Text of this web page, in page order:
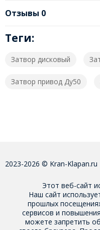
Отзывы 0
Теги:
Затвор дисковый
Затвор привод Ду50
2023-2026 © Kran-Klapan.ru
Этот веб-сайт
Наш сайт
прошлых
сервисов и
можете запретить